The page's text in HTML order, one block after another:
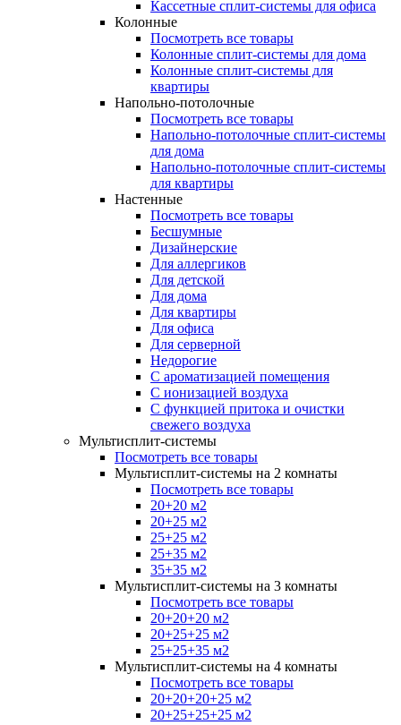
Кассетные сплит-системы для офиса
Колонные
Посмотреть все товары
Колонные сплит-системы для дома
Колонные сплит-системы для
квартиры
Напольно-потолочные
Посмотреть все товары
Напольно-потолочные сплит-системы
для дома
Напольно-потолочные сплит-системы
для квартиры
Настенные
Посмотреть все товары
Бесшумные
Дизайнерские
Для аллергиков
Для детской
Для дома
Для квартиры
Для офиса
Для серверной
Недорогие
С ароматизацией помещения
С ионизацией воздуха
С функцией притока и очистки
свежего воздуха
Мультисплит-системы
Посмотреть все товары
Мультисплит-системы на 2 комнаты
Посмотреть все товары
20+20 м2
20+25 м2
25+25 м2
25+35 м2
35+35 м2
Мультисплит-системы на 3 комнаты
Посмотреть все товары
20+20+20 м2
20+25+25 м2
25+25+35 м2
Мультисплит-системы на 4 комнаты
Посмотреть все товары
20+20+20+25 м2
20+25+25+25 м2